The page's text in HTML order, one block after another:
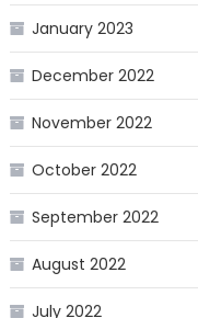
January 2023
December 2022
November 2022
October 2022
September 2022
August 2022
July 2022